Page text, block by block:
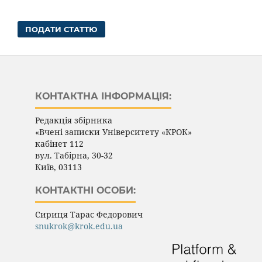
ПОДАТИ СТАТТЮ
КОНТАКТНА ІНФОРМАЦІЯ:
Редакція збірника
«Вчені записки Університету «КРОК»
кабінет 112
вул. Табірна, 30-32
Київ, 03113
КОНТАКТНІ ОСОБИ:
Сириця Тарас Федорович
snukrok@krok.edu.ua